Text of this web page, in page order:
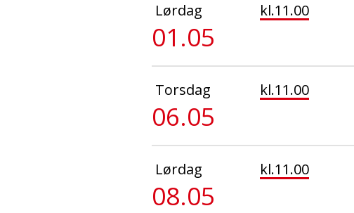
Lørdag
01.05
kl.11.00
Torsdag
06.05
kl.11.00
Lørdag
08.05
kl.11.00